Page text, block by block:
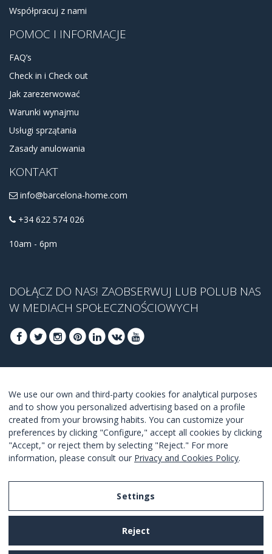
Współpracuj z nami
POMOC I INFORMACJE
FAQ’s
Check in i Check out
Jak zarezerwować
Warunki wynajmu
Usługi sprzątania
Zasady anulowania
KONTAKT
info@barcelona-home.com
+34 622 574 026
10am - 6pm
DOŁĄCZ DO NAS! ZAOBSERWUJ LUB POLUB NAS
W MEDIACH SPOŁECZNOŚCIOWYCH
OFERTĘ
DOŁĄCZ
Akceptujęwarunki korzystania z usługi.
We use our own and third-party cookies for analytical purposes
and to show you personalized advertising based on a profile
created from your browsing habits. You can customize your
preferences by clicking "Configure," accept all cookies by clicking
"Accept," or reject them by selecting "Reject." For more
information, please consult our Privacy and Cookies Policy.
Settings
Reject
Legal Notice
Privacy and Cookies Policy